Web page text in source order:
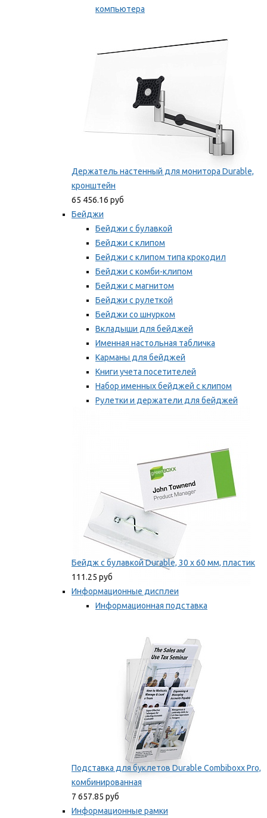
компьютера
Держатель настенный для монитора Durable,
кронштейн
65 456.16 руб
Бейджи
Бейджи с булавкой
Бейджи с клипом
Бейджи с клипом типа крокодил
Бейджи с комби-клипом
Бейджи с магнитом
Бейджи с рулеткой
Бейджи со шнурком
Вкладыши для бейджей
Именная настольная табличка
Карманы для бейджей
Книги учета посетителей
Набор именных бейджей с клипом
Рулетки и держатели для бейджей
Бейдж с булавкой Durable, 30 х 60 мм, пластик
111.25 руб
Информационные дисплеи
Информационная подставка
Подставка для буклетов Durable Combiboxx Pro,
комбинированная
7 657.85 руб
Информационные рамки